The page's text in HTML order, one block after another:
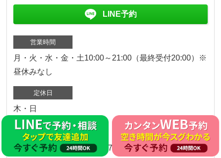
LINE予約
営業時間
月・火・水・金・土10:00～21:00（最終受付20:00）※
昼休みなし
定休日
木・日
〒564-0053
大阪府吹田市江の木町17‐37リアライズ江坂201号室